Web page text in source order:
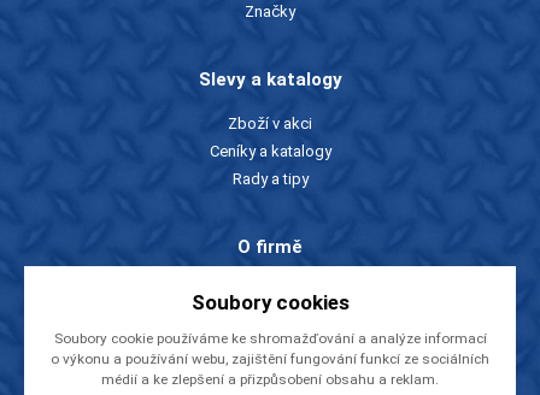
Značky
Slevy a katalogy
Zboží v akci
Ceníky a katalogy
Rady a tipy
O firmě
Kontakty
Videa
EU dotace
Soubory cookies
Soubory cookie používáme ke shromažďování a analýze informací
o výkonu a používání webu, zajištění fungování funkcí ze sociálních
médií a ke zlepšení a přizpůsobení obsahu a reklam.